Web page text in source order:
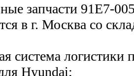
запчасти 91E7-
в г. Москва со
система логистики
Hyundai;